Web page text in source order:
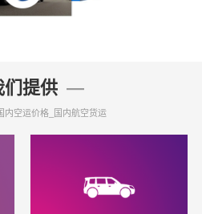
们提供
内空运价格_国内航空货运